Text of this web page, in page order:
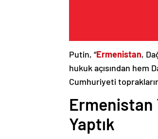
Putin, “Ermenistan,
hukuk açısından hem
Cumhuriyeti
Ermenistan
Yaptık